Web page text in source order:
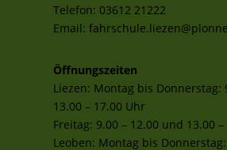
Telefon: 03612 21222
Email:
Öffnungszeiten
Liezen: Montag bis Donnerstag:
13.00 – 17.00 Uhr
Freitag: 9.00 – 12.00 und 13.00
Leoben: Montag bis